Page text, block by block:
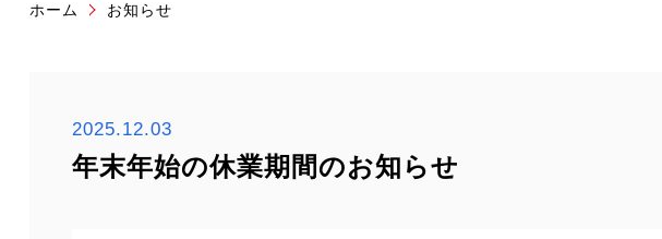
ホーム お知らせ
2025.12.03
年末年始の休業期間のお知らせ